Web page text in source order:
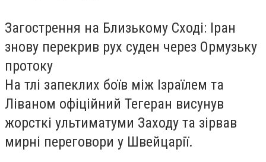
Загострення на Близькому Сході: Іран
знову перекрив рух суден через Ормузьку
протоку
На тлі запеклих боїв між Ізраїлем та
Ліваном офіційний Тегеран висунув
жорсткі ультиматуми Заходу та зірвав
мирні переговори у Швейцарії.